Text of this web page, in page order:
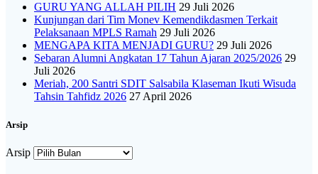
GURU YANG ALLAH PILIH 29 Juli 2026
Kunjungan dari Tim Monev Kemendikdasmen Terkait
Pelaksanaan MPLS Ramah 29 Juli 2026
MENGAPA KITA MENJADI GURU? 29 Juli 2026
Sebaran Alumni Angkatan 17 Tahun Ajaran 2025/2026 29
Juli 2026
Meriah, 200 Santri SDIT Salsabila Klaseman Ikuti Wisuda
Tahsin Tahfidz 2026 27 April 2026
Arsip
Arsip